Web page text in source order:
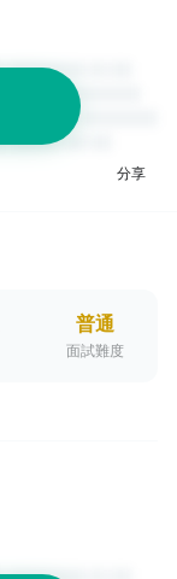
分享
普通
面試難度